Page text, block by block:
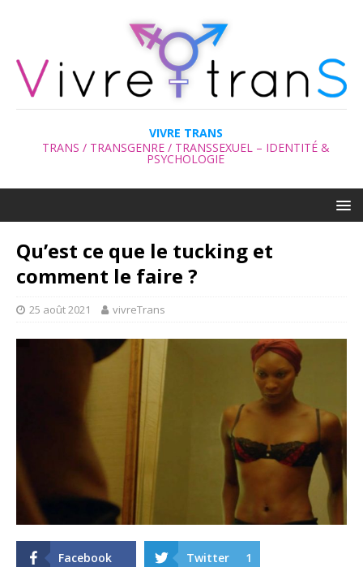
VIVRE TRANS
TRANS / TRANSGENRE / TRANSSEXUEL – IDENTITÉ &
PSYCHOLOGIE
Qu’est ce que le tucking et
comment le faire ?
25 août 2021 vivreTrans
Facebook Twitter 1